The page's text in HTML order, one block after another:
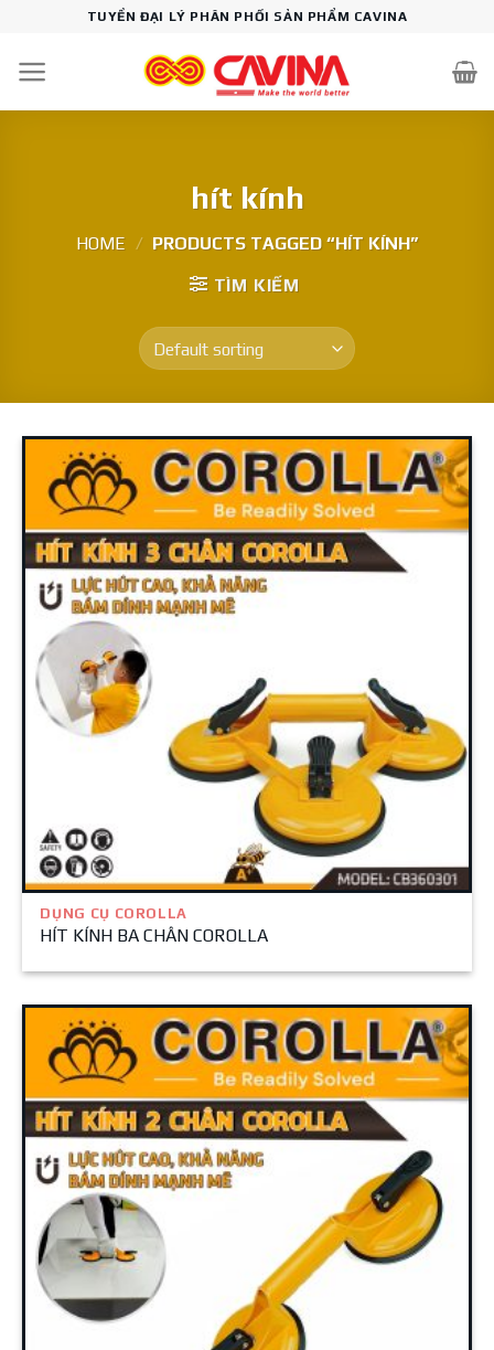
content
TUYỂN ĐẠI LÝ PHÂN PHỐI SẢN PHẨM CAVINA
hít kính
HOME / PRODUCTS TAGGED “HÍT KÍNH”
TÌM KIẾM
DỤNG CỤ COROLLA
HÍT KÍNH BA CHÂN COROLLA